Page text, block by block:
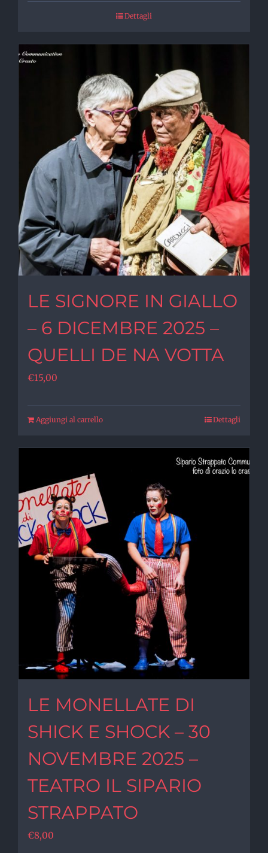
Dettagli
LE SIGNORE IN GIALLO
– 6 DICEMBRE 2025 –
QUELLI DE NA VOTTA
€15,00
Aggiungi al carrello Dettagli
LE MONELLATE DI
SHICK E SHOCK – 30
NOVEMBRE 2025 –
TEATRO IL SIPARIO
STRAPPATO
€8,00